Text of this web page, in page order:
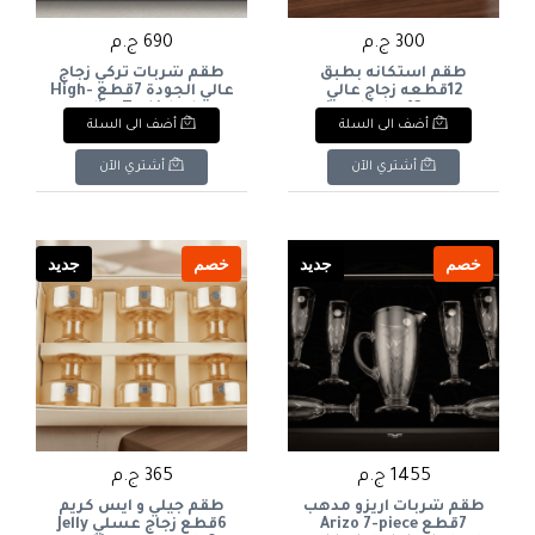
300 ج.م
طقم استكانه بطبق
12قطعه زجاج عالي
الجوده12-piece high-
quality glass tea set with
saucer
أضف الى السلة
أشتري الآن
690 ج.م
طقم شربات تركي زجاج
عالي الجودة 7قطع High-
quality Turkish glass
sherbet set, 7 pieces
أضف الى السلة
أشتري الآن
خصم جديد
1455 ج.م
طقم شربات اريزو مدهب
7قطع Arizo 7-piece
خصم جديد
365 ج.م
طقم جيلي و ايس كريم
6قطع زجاج عسلي Jelly